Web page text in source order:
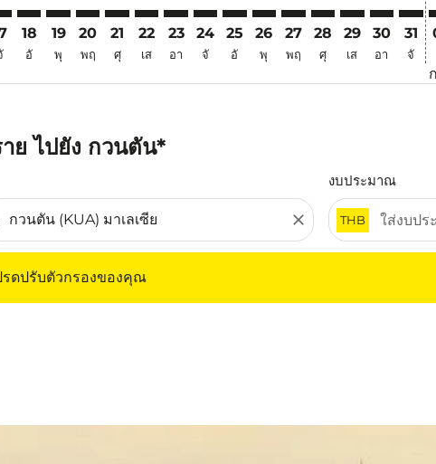
18
อั
19
พุ
20
พฤ
21
ศุ
22
เส
23
อา
24
จั
25
อั
26
พุ
27
พฤ
28
ศุ
29
เส
30
อา
31
จั
ย ไปยัง กวนตัน*
close
งบประมาณ
THB
ดปรับตัวกรองของคุณ